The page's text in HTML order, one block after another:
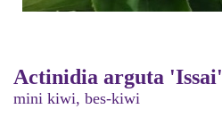
Actinidia arguta 'Issai'
mini kiwi, bes-kiwi